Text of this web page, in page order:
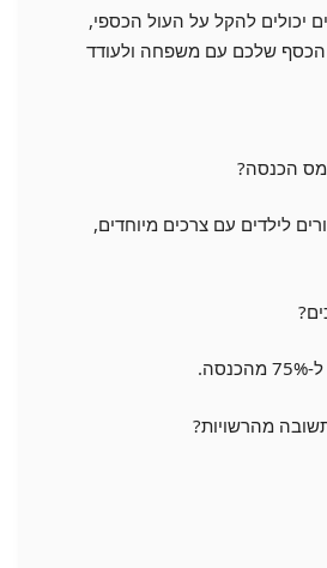
יכולים להקל על העול הכספי,
שלכם עם משפחה ולעודד
הכנסה?
לילדים עם צרכים מיוחדים,
מהרשויות?